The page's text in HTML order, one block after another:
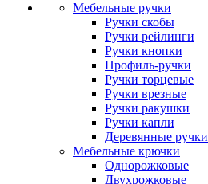
Мебельные ручки
Ручки скобы
Ручки рейлинги
Ручки кнопки
Профиль-ручки
Ручки торцевые
Ручки врезные
Ручки ракушки
Ручки капли
Деревянные ручки
Мебельные крючки
Однорожковые
Двухрожковые